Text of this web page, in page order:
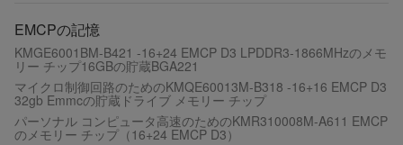
EMCPの記憶
KMGE6001BM-B421 -16+24 EMCP D3 LPDDR3-1866MHzのメモ
リー チップ16GBの貯蔵BGA221
マイクロ制御回路のためのKMQE60013M-B318 -16+16 EMCP D3
32gb Emmcの貯蔵ドライブ メモリー チップ
パーソナル コンピュータ高速のためのKMR310008M-A611 EMCP
のメモリー チップ（16+24 EMCP D3）